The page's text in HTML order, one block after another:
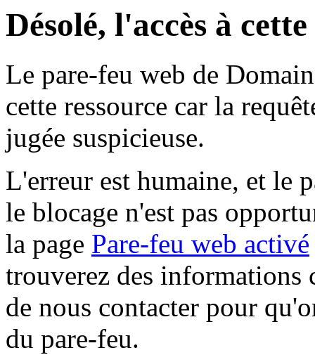
Désolé, l'accès à
Le pare-feu web de
cette ressource car la
jugée suspicieuse.
L'erreur est humaine, et le
le blocage n'est pas
la page Pare-feu web activé
trouverez des informations
de nous contacter pour
du pare-feu.